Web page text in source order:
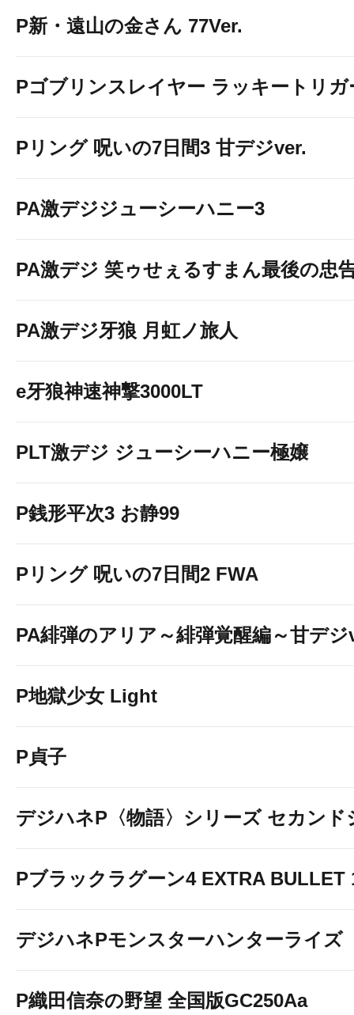
P新・遠山の金さん 77Ver.
Pゴブリンスレイヤー ラッキートリガ
Pリング 呪いの7日間3 甘デジver.
PA激デジジューシーハニー3
PA激デジ 笑ゥせぇるすまん最後の忠
PA激デジ牙狼 月虹ノ旅人
e牙狼神速神撃3000LT
PLT激デジ ジューシーハニー極嬢
P銭形平次3 お静99
Pリング 呪いの7日間2 FWA
PA緋弾のアリア～緋弾覚醒編～甘デ
P地獄少女 Light
P貞子
デジハネP〈物語〉シリーズ セカンド
Pブラックラグーン4 EXTRA BULLET
デジハネPモンスターハンターライズ
P織田信奈の野望 全国版GC250Aa